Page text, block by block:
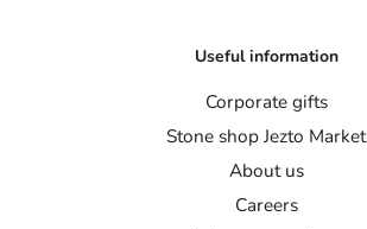
Useful information
Corporate gifts
Stone shop Jezto Market
About us
Careers